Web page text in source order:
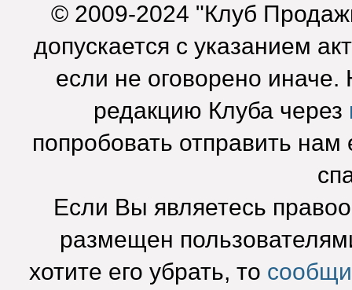
© 2009-2024 "Клуб
допускается с указанием
если не оговорено
редакцию Клуба через
попробовать отправить нам
Если Вы являетесь
размещен
хотите его убрать, то